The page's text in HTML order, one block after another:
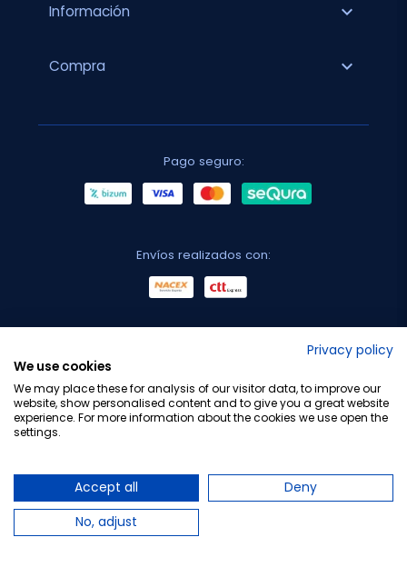
Información expand_more
Compra expand_more
Pago seguro:
Envíos realizados con:
Privacy policy
We use cookies
We may place these for analysis of our visitor data, to improve our
website, show personalised content and to give you a great website
experience. For more information about the cookies we use open the
settings.
Accept all
Deny
No, adjust